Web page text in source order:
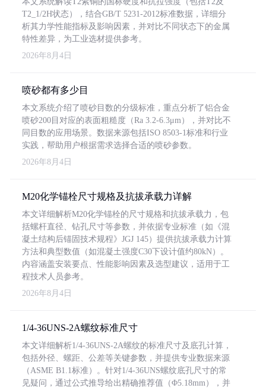
T2_1/2H状态），结合GB/T 5231-2012标准数据，详细分
析其力学性能指标及影响因素，并对比不同状态下的金属
特性差异，为工业选材提供参考。
2026年8月4日
喷砂都有多少目
本文系统介绍了喷砂目数的分级标准，重点分析了铝合金
喷砂200目对应的表面粗糙度（Ra 3.2-6.3μm），并对比不
同目数的应用场景。数据来源包括ISO 8503-1标准和行业
实践，帮助用户根据需求选择合适的喷砂参数。
2026年8月4日
M20化学锚栓尺寸规格及抗拔承载力详解
本文详细解析M20化学锚栓的尺寸规格和抗拔承载力，包
括螺杆直径、钻孔尺寸等参数，并依据专业标准（如《混
凝土结构后锚固技术规程》JGJ 145）提供抗拔承载力计算
方法和典型数值（如混凝土强度C30下设计值约80kN）。
内容涵盖安装要点、性能影响因素及选型建议，适用于工
程技术人员参考。
2026年8月4日
1/4-36UNS-2A螺纹标准尺寸
本文详细解析1/4-36UNS-2A螺纹的标准尺寸及底孔计算，
包括外径、螺距、公差等关键参数，并提供专业数据来源
（ASME B1.1标准）。针对1/4-36UNS螺纹底孔尺寸的常
见疑问，通过公式推导给出精确推荐值（Φ5.18mm），并